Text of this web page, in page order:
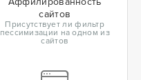
сайтов
Присутствует ли фильтр
пессимизации на одном из
сайтов